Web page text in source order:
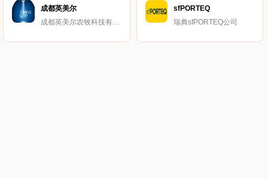
成都英美尔
成都英美尔农牧科技有限责任公司
sfPORTEQ
瑞典sfPORTEQ公司